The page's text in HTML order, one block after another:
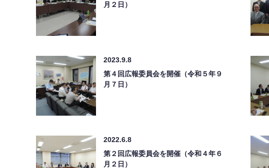
月２日）
2023.9.8
第４回広報委員会を開催（令和５年９
月７日）
2022.6.8
第２回広報委員会を開催（令和４年６
月２日）